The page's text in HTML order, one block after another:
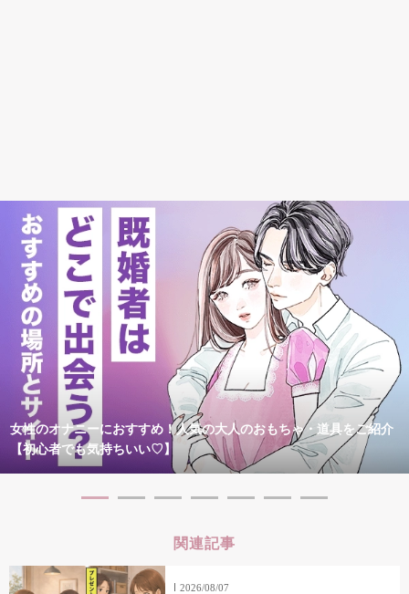
女性のオナニーにおすすめ！人気の大人のおもちゃ・道具をご紹介
【初心者でも気持ちいい♡】
関連記事
2026/08/07